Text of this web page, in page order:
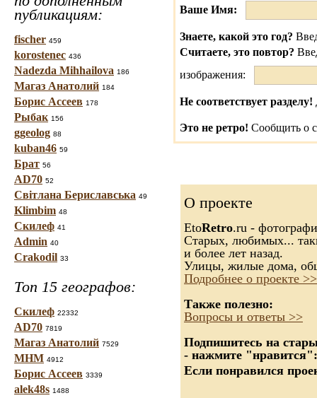
публикациям:
fischer 459
korostenec 436
Nadezda Mihhailova 186
Магаз Анатолий 184
Борис Ассеев 178
Рыбак 156
ggeolog 88
kuban46 59
Брат 56
AD70 52
Світлана Бериславська 49
Klimbim 48
Скилеф 41
Admin 40
Crakodil 33
Топ 15 географов:
Скилеф 22332
AD70 7819
Магаз Анатолий 7529
МНМ 4912
Борис Ассеев 3339
alek48s 1488
Ваше Имя:
Знаете, какой это год?
Считаете, это повтор?
изображения:
Не соответствует разделу!
Это не ретро! Сообщить о
О проекте
EtoRetro.ru -
Старых, любимых...
и более лет назад.
Улицы, жилые дома,
Подробнее о проекте >>
Также полезно:
Вопросы и ответы >>
Подпишитесь на
- нажмите "нравится":
Если понравился